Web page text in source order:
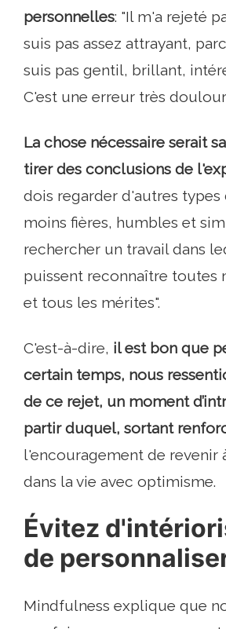
personnelles: "Il m'a rejeté
suis pas assez attrayant,
suis pas gentil, brillant,
C'est une erreur très
La chose nécessaire serait
tirer des conclusions de
dois regarder d'autres types
moins fières, humbles et
rechercher un travail dans
puissent reconnaître toutes
et tous les mérites".
C'est-à-dire, il est bon que
certain temps, nous
de ce rejet, un moment
partir duquel, sortant
l'encouragement de revenir
dans la vie avec optimisme.
Évitez
de
Mindfulness explique que